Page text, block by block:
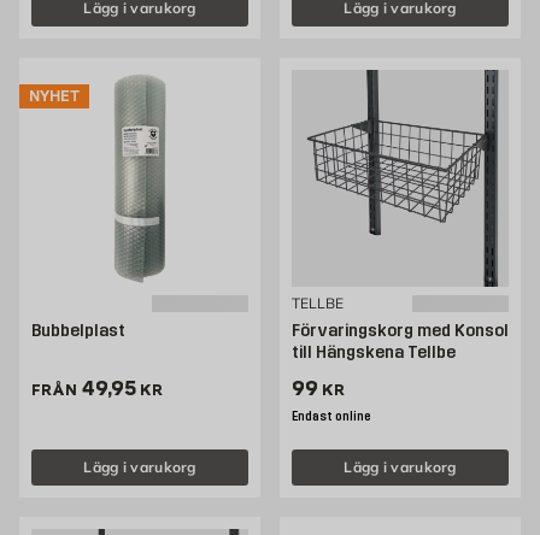
Lägg i varukorg Lägg i varukorg
NYHET
Bubbelplast
FRÅN Pris 49.95 kr
49,95 KR
Lägg i varukorg
TELLBE
Förvaringskorg med Konsol
till Hängskena Tellbe
Pris 99 kr
99 KR
Endast online
Lägg i varukorg